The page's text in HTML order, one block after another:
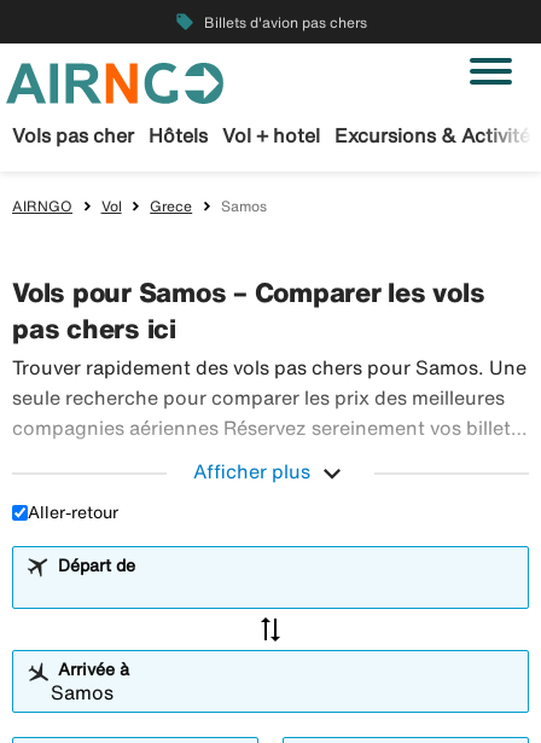
local_offer Billets d'avion pas chers
Vols pas cher Hôtels Vol + hotel Excursions & Activités
AIRNGO Vol Grece Samos
Vols pour Samos – Comparer les vols
pas chers ici
Trouver rapidement des vols pas chers pour Samos. Une
seule recherche pour comparer les prix des meilleures
compagnies aériennes Réservez sereinement vos billets
voyages en avion à destination du monde entier.
Afficher plus expand_more
Aller-retour
Départ de
sync_alt
Arrivée à